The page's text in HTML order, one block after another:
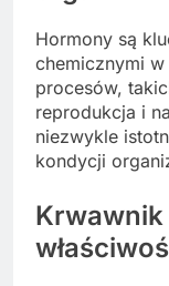
Hormony są
chemicznymi
procesów,
reprodukcja i
niezwykle
kondycji
Krwawnik